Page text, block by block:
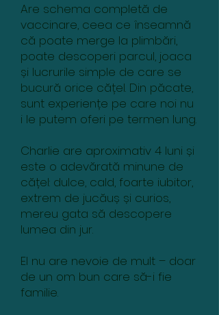
Are schema completă de
vaccinare, ceea ce înseamnă
că poate merge la plimbări,
poate descoperi parcul, joaca
și lucrurile simple de care se
bucură orice cățel. Din păcate,
sunt experiențe pe care noi nu
i le putem oferi pe termen lung.
Charlie are aproximativ 4 luni și
este o adevărată minune de
cățel: dulce, cald, foarte iubitor,
extrem de jucăuș și curios,
mereu gata să descopere
lumea din jur.
El nu are nevoie de mult – doar
de un om bun care să-i fie
familie.